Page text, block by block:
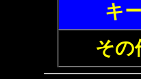
キ
その